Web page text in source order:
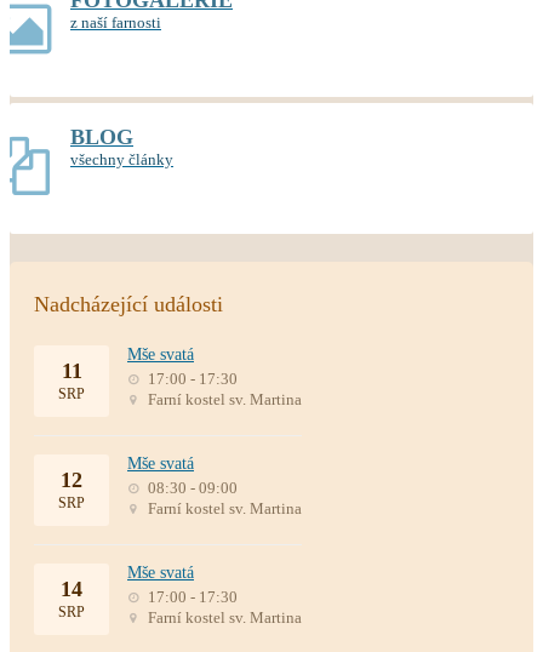
z naší farnosti
BLOG
všechny články
Nadcházející události
11
SRP
Mše svatá
17:00 - 17:30
Farní kostel sv. Martina
12
SRP
Mše svatá
08:30 - 09:00
Farní kostel sv. Martina
14
SRP
Mše svatá
17:00 - 17:30
Farní kostel sv. Martina